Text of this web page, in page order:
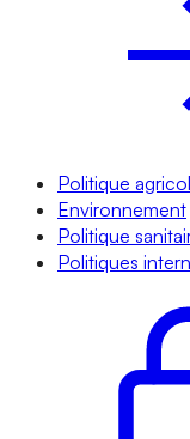
Politique
Environnement
Politique
Politiques